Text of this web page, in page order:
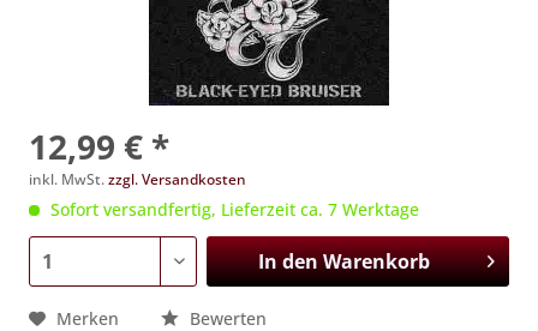
12,99 € *
inkl. MwSt.zzgl. Versandkosten
Sofort versandfertig, Lieferzeit ca. 7 Werktage
In denWarenkorb
Merken Bewerten